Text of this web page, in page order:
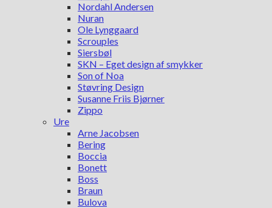
Nordahl Andersen
Nuran
Ole Lynggaard
Scrouples
Siersbøl
SKN – Eget design af smykker
Son of Noa
Støvring Design
Susanne Friis Bjørner
Zippo
Ure
Arne Jacobsen
Bering
Boccia
Bonett
Boss
Braun
Bulova